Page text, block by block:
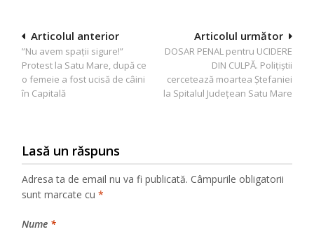
Navigare
în
articole
Articolul următor
DOSAR PENAL pentru UCIDERE
DIN CULPĂ. Poliţiştii
cercetează moartea Ştefaniei
la Spitalul Judeţean Satu Mare
Articolul anterior
”Nu avem spații sigure!”
Protest la Satu Mare, după ce
o femeie a fost ucisă de câini
în Capitală
Lasă un răspuns
Adresa ta de email nu va fi publicată. Câmpurile obligatorii
sunt marcate cu*
Nume *